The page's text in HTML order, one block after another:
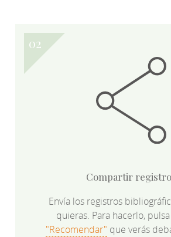
Compartir
Envía los registros
quieras. Para hacerlo,
"Recomendar" que verás